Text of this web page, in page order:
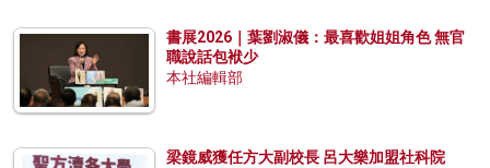
書展2026｜葉劉淑儀：最喜歡姐姐角色 無官
職說話包袱少
本社編輯部
梁鏡威獲任方大副校長 呂大樂加盟社科院